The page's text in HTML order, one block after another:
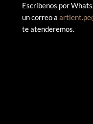
Escríbenos por
un correo a
te atenderemos.
2025 ARTLENT